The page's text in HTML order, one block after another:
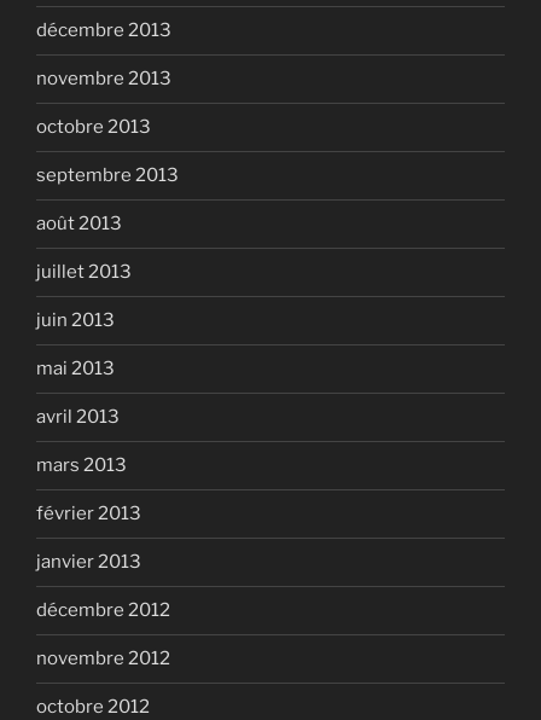
décembre 2013
novembre 2013
octobre 2013
septembre 2013
août 2013
juillet 2013
juin 2013
mai 2013
avril 2013
mars 2013
février 2013
janvier 2013
décembre 2012
novembre 2012
octobre 2012